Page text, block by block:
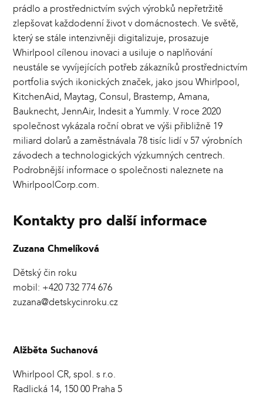
prádlo a prostřednictvím svých výrobků nepřetržitě
zlepšovat každodenní život v domácnostech. Ve světě,
který se stále intenzivněji digitalizuje, prosazuje
Whirlpool cílenou inovaci a usiluje o naplňování
neustále se vyvíjejících potřeb zákazníků prostřednictvím
portfolia svých ikonických značek, jako jsou Whirlpool,
KitchenAid, Maytag, Consul, Brastemp, Amana,
Bauknecht, JennAir, Indesit a Yummly. V roce 2020
společnost vykázala roční obrat ve výši přibližně 19
miliard dolarů a zaměstnávala 78 tisíc lidí v 57 výrobních
závodech a technologických výzkumných centrech.
Podrobnější informace o společnosti naleznete na
WhirlpoolCorp.com.
Kontakty pro další informace
Zuzana Chmelíková
Dětský čin roku
mobil: +420 732 774 676
zuzana@detskycinroku.cz
Alžběta Suchanová
Whirlpool CR, spol. s r.o.
Radlická 14, 150 00 Praha 5